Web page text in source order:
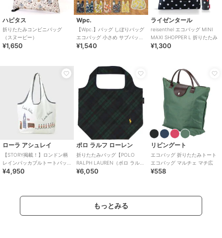
ハピタス
折りたたみコンビニバッグ
（スヌーピー）
¥1,650
Wpc.
【Wpc.】バッグ しぼりバッグ
エコバッグ 小さめ サブバッグ
コンパクト 洗濯可能 レディ
¥1,540
ライゼンタール
reisenthel エコバッグ MINI
MAXI SHOPPER L 折りたたみ
¥1,300
ローラ アシュレイ
【STORY掲載！】ロンドン柄
レインパッカブルトートバッ
グ
¥4,950
ポロ ラルフ ローレン
折りたたみバッグ【POLO
RALPH LAUREN（ポロ ラルフ
ローレン）】
¥6,050
リビングート
エコバッグ 折りたたみトート
エコバッグ マルチェ マチ広
¥558
もっとみる